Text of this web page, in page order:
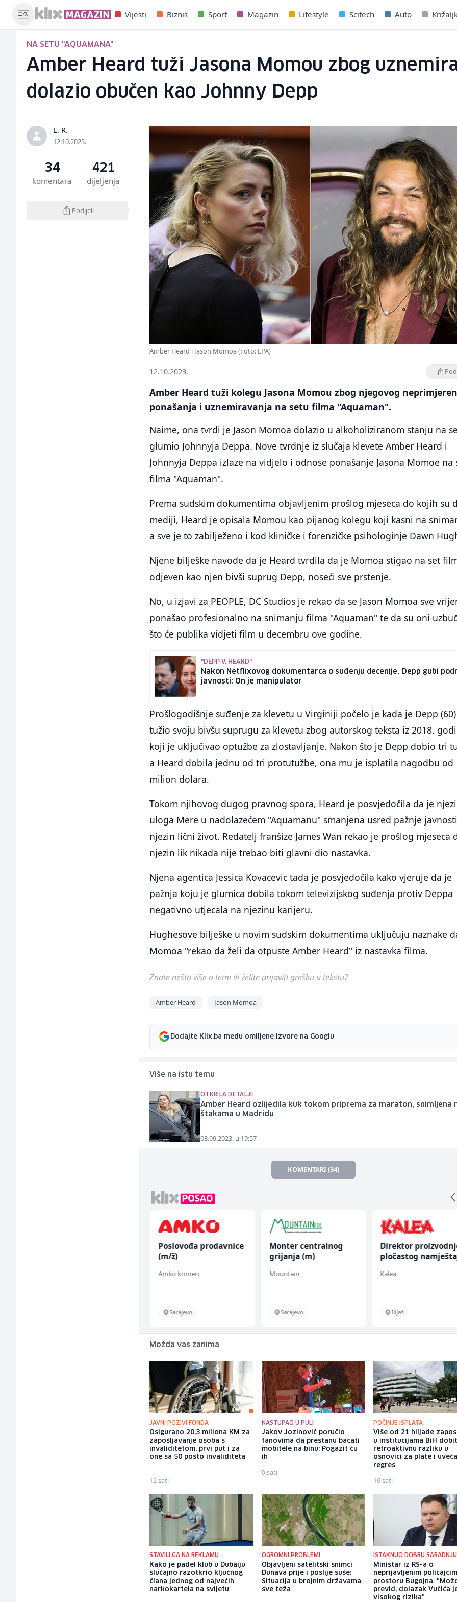
Vijesti Biznis Sport Magazin Lifestyle Scitech Auto
NA SETU "AQUAMANA"
Amber Heard tuži Jasona Momou zbog
dolazio obučen kao Johnny Depp
L. R.
12.10.2023.
34
komentara
421
dijeljenja
Podijeli
Amber Heard i Jason Momoa (Foto: EPA)
12.10.2023.
Amber Heard tuži kolegu Jasona Momou zbog njegovog
ponašanja i uznemiravanja na setu filma "Aquaman".
Naime, ona tvrdi je Jason Momoa dolazio u alkoholiziranom stanju na
glumio Johnnyja Deppa. Nove tvrdnje iz slučaja klevete Amber Heard i
Johnnyja Deppa izlaze na vidjelo i odnose ponašanje Jasona Momoe na
filma "Aquaman".
Prema sudskim dokumentima objavljenim prošlog mjeseca do kojih su
mediji, Heard je opisala Momou kao pijanog kolegu koji kasni na
a sve je to zabilježeno i kod kliničke i forenzičke psihologinje Dawn
Njene bilješke navode da je Heard tvrdila da je Momoa stigao na set
odjeven kao njen bivši suprug Depp, noseći sve prstenje.
No, u izjavi za PEOPLE, DC Studios je rekao da se Jason Momoa sve
ponašao profesionalno na snimanju filma "Aquaman" te da su oni
što će publika vidjeti film u decembru ove godine.
"DEPP V. HEARD"
Nakon Netflixovog dokumentarca o suđenju decenije, Depp gubi
javnosti: On je manipulator
Prošlogodišnje suđenje za klevetu u Virginiji počelo je kada je Depp (60)
tužio svoju bivšu suprugu za klevetu zbog autorskog teksta iz 2018.
koji je uključivao optužbe za zlostavljanje. Nakon što je Depp dobio tri
a Heard dobila jednu od tri protutužbe, ona mu je isplatila nagodbu od
milion dolara.
Tokom njihovog dugog pravnog spora, Heard je posvjedočila da je
uloga Mere u nadolazećem "Aquamanu" smanjena usred pažnje
njezin lični život. Redatelj franšize James Wan rekao je prošlog mjeseca
njezin lik nikada nije trebao biti glavni dio nastavka.
Njena agentica Jessica Kovacevic tada je posvjedočila kako vjeruje da je
pažnja koju je glumica dobila tokom televizijskog suđenja protiv Deppa
negativno utjecala na njezinu karijeru.
Hughesove bilješke u novim sudskim dokumentima uključuju naznake
Momoa "rekao da želi da otpuste Amber Heard" iz nastavka filma.
Znate nešto više o temi ili želite prijaviti grešku u tekstu?
Amber Heard Jason Momoa
Dodajte Klix.ba među omiljene izvore na Googlu
Više na istu temu
OTKRILA DETALJE
Amber Heard ozlijedila kuk tokom priprema za maraton, snimljena
štakama u Madridu
03.09.2023. u 19:57
KOMENTARI (34)
Poslovođa prodavnice
(m/ž)
Amko komerc
Sarajevo
Monter centralnog
grijanja (m)
Mountain
Sarajevo
Direktor
pločastog
Kalea
Ilijaš
Možda vas zanima
JAVNI POZIVI FONDA
Osigurano 20,3 miliona KM za
zapošljavanje osoba s
invaliditetom, prvi put i za
one sa 50 posto invaliditeta
12 sati
NASTUPAO U PULI
Jakov Jozinović poručio
fanovima da prestanu bacati
mobitele na binu: Pogazit ću
ih
9 sati
POČINJE ISPLATA
Više od 21 hiljade
u institucijama BiH
retroaktivnu razliku u
osnovici za plate i
regres
16 sati
STAVILI GA NA REKLAMU
Kako je padel klub u Dubaiju
slučajno razotkrio ključnog
člana jednog od najvećih
narkokartela na svijetu
OGROMNI PROBLEMI
Objavljeni satelitski snimci
Dunava prije i poslije suše:
Situacija u brojnim državama
sve teža
ISTAKNUO DOBRU SARADNJU
Ministar iz RS-a o
neprijavljenim
prostoru Bugojna:
previd, dolazak Vučića
visokog rizika"